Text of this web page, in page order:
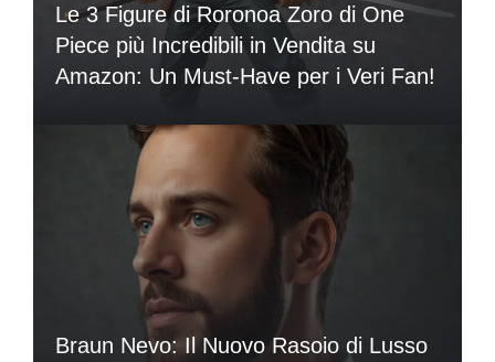
Le 3 Figure di Roronoa Zoro di One
Piece più Incredibili in Vendita su
Amazon: Un Must-Have per i Veri Fan!
Braun Nevo: Il Nuovo Rasoio di Lusso